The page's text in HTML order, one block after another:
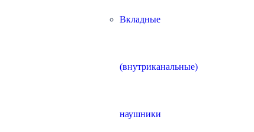
Вкладные
(внутриканальные)
наушники